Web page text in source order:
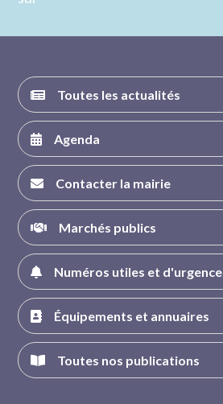
Toutes les actualités
Agenda
Contacter la mairie
Marchés publics
Numéros utiles et d'urgence
Équipements et annuaires
Toutes nos publications